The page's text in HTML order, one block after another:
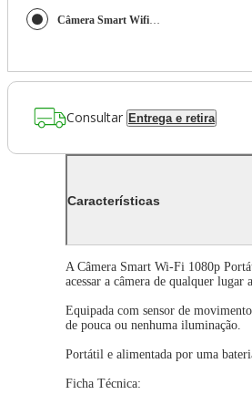
Câmera Smart Wifi 1080p Portatil a Bateria - SE238 SE238
Consultar Entrega e retira
Características
A Câmera Smart Wi-Fi 1080p
acessar a câmera de qualquer
Equipada com sensor de
de pouca ou nenhuma iluminação.
Portátil e alimentada por uma
Ficha Técnica: